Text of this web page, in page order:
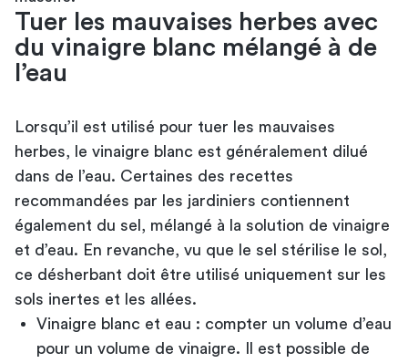
Tuer les mauvaises herbes avec
du vinaigre blanc mélangé à de
l’eau
Lorsqu’il est utilisé pour tuer les mauvaises
herbes, le vinaigre blanc est généralement dilué
dans de l’eau. Certaines des recettes
recommandées par les jardiniers contiennent
également du sel, mélangé à la solution de vinaigre
et d’eau. En revanche, vu que le sel stérilise le sol,
ce désherbant doit être utilisé uniquement sur les
sols inertes et les allées.
Vinaigre blanc et eau : compter un volume d’eau
pour un volume de vinaigre. Il est possible de